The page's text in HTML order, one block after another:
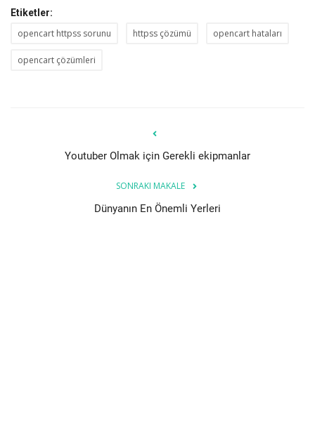
Etiketler:
opencart httpss sorunu httpss çözümü opencart hataları
opencart çözümleri
Youtuber Olmak için Gerekli ekipmanlar
SONRAKI MAKALE
Dünyanın En Önemli Yerleri